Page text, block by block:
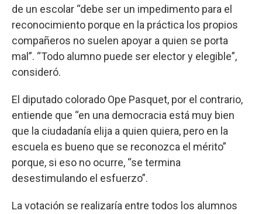
de un escolar “debe ser un impedimento para el
reconocimiento porque en la práctica los propios
compañeros no suelen apoyar a quien se porta
mal”. “Todo alumno puede ser elector y elegible”,
consideró.
El diputado colorado Ope Pasquet, por el contrario,
entiende que “en una democracia está muy bien
que la ciudadanía elija a quien quiera, pero en la
escuela es bueno que se reconozca el mérito”
porque, si eso no ocurre, “se termina
desestimulando el esfuerzo”.
La votación se realizaría entre todos los alumnos